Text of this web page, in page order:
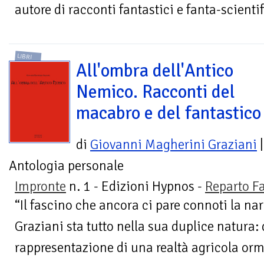
autore di racconti fantastici e fanta-
LIBRI
All'ombra dell'Antico
Nemico. Racconti del
macabro e del fantastico
di Giovanni Magherini Graziani
Antologia personale
Impronte n. 1 - Edizioni Hypnos - Reparto
“Il fascino che ancora ci pare connoti la
Graziani sta tutto nella sua duplice natura:
rappresentazione di una realtà agricola